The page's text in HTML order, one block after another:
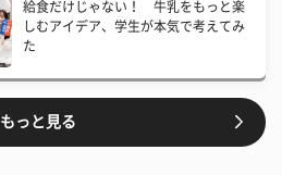
給食だけじゃない！ 牛乳をもっと楽
しむアイデア、学生が本気で考えてみ
た
もっと見る